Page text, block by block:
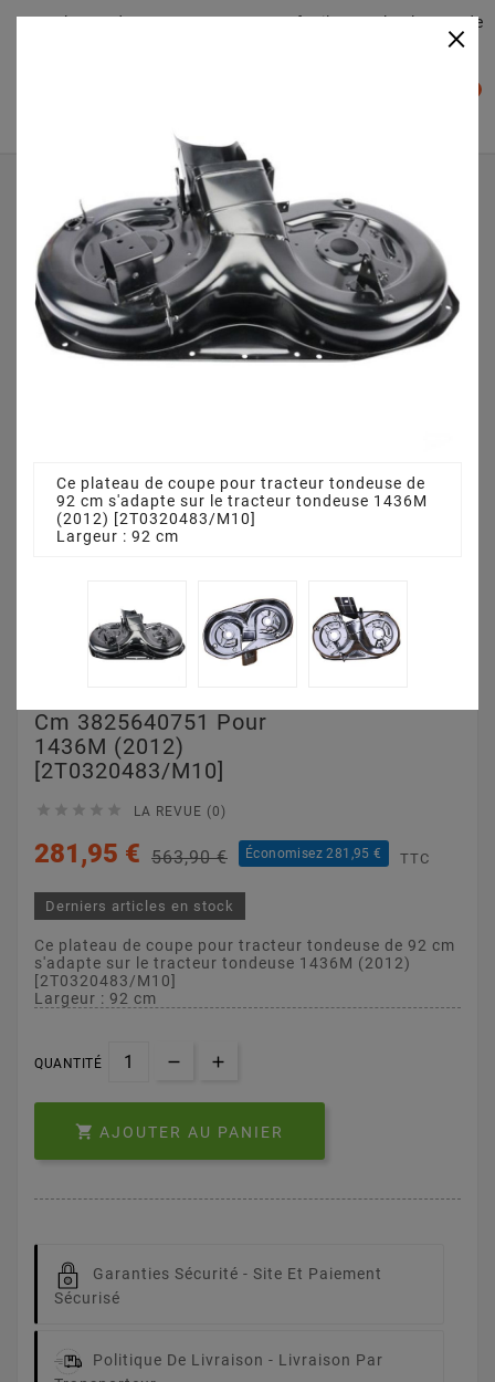
Plateaudecoupe.com : Trouver facilement le plateau de
Accueil
Plateau de coupe
Plateau de coupe 92 cm 3825640751 pour 1436M (2012)
[2T0320483/M10]
Cm 3825640751 Pour
1436M (2012)
[2T0320483/M10]
     LA REVUE (0)
281,95 € 563,90 € Économisez 281,95 € TTC
Derniers articles en stock
Ce plateau de coupe pour tracteur tondeuse de 92 cm
s'adapte sur le tracteur tondeuse 1436M (2012)
[2T0320483/M10]
Largeur : 92 cm
QUANTITÉ
 AJOUTER AU PANIER
Garanties Sécurité - Site Et Paiement
Sécurisé
Politique De Livraison - Livraison Par
×
Ce plateau de coupe pour tracteur tondeuse de
92 cm s'adapte sur le tracteur tondeuse 1436M
(2012) [2T0320483/M10]
Largeur : 92 cm